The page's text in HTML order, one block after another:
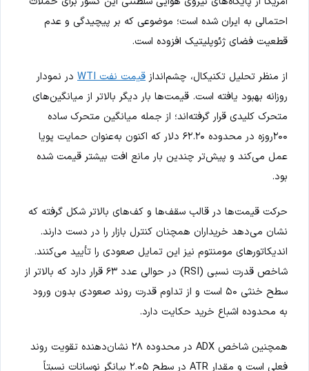
احتمالی به ایران شده است؛ موضوعی که بر پیچیدگی و عدم
قطعیت فضای ژئوپلیتیک افزوده است.
از منظر تحلیل تکنیکال، چشم‌انداز قیمت نفت WTI
در نمودار
روزانه بهبود یافته است. قیمت‌ها بار دیگر بالاتر از میانگین‌های
متحرک کلیدی قرار گرفته‌اند؛ از جمله میانگین متحرک ساده
۲۰۰روزه در محدوده ۶۲.۲۰ دلار که اکنون به‌عنوان حمایت پویا
عمل می‌کند و پیش‌تر چندین بار مانع افت بیشتر قیمت شده
بود.
حرکت قیمت‌ها در قالب سقف‌ها و کف‌های بالاتر شکل گرفته که
نشان می‌دهد خریداران همچنان کنترل بازار را در دست دارند.
اندیکاتورهای مومنتوم نیز این تمایل صعودی را تأیید می‌کنند.
شاخص قدرت نسبی (RSI) در حوالی عدد ۶۳ قرار دارد که بالاتر از
سطح خنثی ۵۰ است و از تداوم قدرت روند صعودی بدون ورود
به محدوده اشباع خرید حکایت دارد.
همچنین شاخص ADX در محدوده ۲۸ نشان‌دهنده تقویت روند
فعلی است و مقدار ATR در سطح ۲.۰۵ بیانگر نوسانات نسبتاً